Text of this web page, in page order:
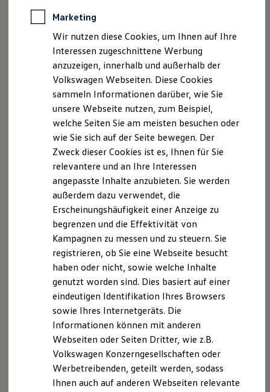
Software, Konnektivität & Apps
California App
VW Connect für Ihren ID. Buzz
VW Connect für Ihren Transporter/Caravelle
VW Connect für Ihren Amarok
VW Connect für andere Modelle
Connect Pro
Fleet Interface Data
Multistop Pathfinder
Übersicht Software Updates
Hilfreiches für Besitzer
Fahrerassistenz- und Sicherheitssysteme
Kontrollleuchten
Kurzfahrprofile und Ölverdünnung
XTL-Dieselkraftstoff
Ersatzteile und Betriebsflüssigkeiten
Original Zubehör und Lifestyle Produkte
myVolkswagen
myVolkswagen Business
Elektrisch & Autonom
Elektro - & Hybridfahrzeuge
Unser Ansatz
Klimafreundlicher Strom
Reichweite & Ladelösungen
Reichweitensimulator
Ladezeitensimulator
Ladelösungen für Privatkunden
Ladelösungen für Gewerbekunden
Wallbox und Ladekabel
Förderung & Kosten der Elektrofahrzeuge
Fördermöglichkeiten für Privatkunden
Fördermöglichkeiten für Gewerbekunden
Geschäftsführer: Markus Gulde, Jörg Kamenz
Hinweis gemäß § 36
Verbraucherstreitbeilegungsgesetz (VSBG):
Wir sind weder verpflichtet noch bereit, an einem
Streitbeilegungsverfahren
vor einer Verbraucherschlichtungsstelle
teilzunehmen.
Datenschutzerklärung
INFORMATIONEN ZUM UMGANG MIT IHREN DATEN
AUF DIESER WEBSEITE
1. VORBEMERKUNG
Die folgenden Punkte sollen Ihnen Informationen
rund um Ihre Daten liefern.
Wir sind ausschließlich verantwortlich für durch
uns stattfindende Verarbeitung Ihrer
personenbezogenen Daten, wenn diese direkt an
uns übertragen werden (z.B. Nutzung von
Kontaktformularen oder
Terminbuchungsdiensten). Für die an anderen
Marketing
Wir nutzen diese Cookies, um Ihnen auf Ihre
Interessen zugeschnittene Werbung
anzuzeigen, innerhalb und außerhalb der
Volkswagen Webseiten. Diese Cookies
sammeln Informationen darüber, wie Sie
unsere Webseite nutzen, zum Beispiel,
welche Seiten Sie am meisten besuchen oder
wie Sie sich auf der Seite bewegen. Der
Zweck dieser Cookies ist es, Ihnen für Sie
relevantere und an Ihre Interessen
angepasste Inhalte anzubieten. Sie werden
außerdem dazu verwendet, die
Erscheinungshäufigkeit einer Anzeige zu
begrenzen und die Effektivität von
Kampagnen zu messen und zu steuern. Sie
registrieren, ob Sie eine Webseite besucht
haben oder nicht, sowie welche Inhalte
genutzt worden sind. Dies basiert auf einer
eindeutigen Identifikation Ihres Browsers
sowie Ihres Internetgeräts. Die
Informationen können mit anderen
Webseiten oder Seiten Dritter, wie z.B.
Volkswagen Konzerngesellschaften oder
Werbetreibenden, geteilt werden, sodass
Ihnen auch auf anderen Webseiten relevante